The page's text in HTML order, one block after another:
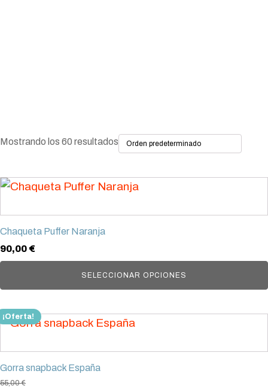
Mostrando los 60 resultados
Chaqueta Puffer Naranja
90,00 €
SELECCIONAR OPCIONES
Este
múltiples
variantes.
opciones
se
pueden
en
la
¡Oferta!
Gorra snapback España
55,00€